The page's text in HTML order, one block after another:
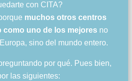
con CITA?
muchos otros centros
como uno de los mejores no
sino del mundo entero.
por qué. Pues bien,
las siguientes: